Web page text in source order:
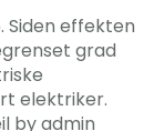
Siden effekten
grad
elektriker.
by admin